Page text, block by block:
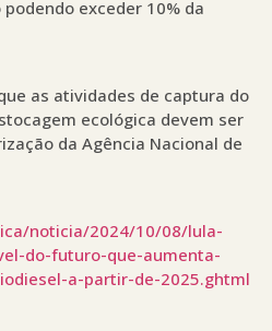
exceder 10% da
as atividades de captura do
ecológica devem ser
da Agência Nacional de
noticia/2024/10/08/lula-
do-futuro-que-aumenta-
a-partir-de-2025.ghtml